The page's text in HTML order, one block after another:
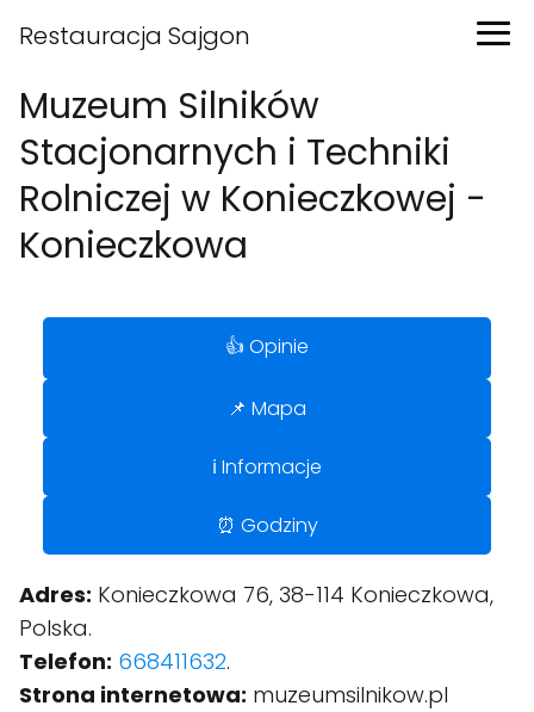
Restauracja Sajgon
Muzeum Silników
Stacjonarnych i Techniki
Rolniczej w Konieczkowej -
Konieczkowa
👍 Opinie
📌 Mapa
ℹ️ Informacje
⏰ Godziny
Adres: Konieczkowa 76, 38-114 Konieczkowa,
Polska.
Telefon: 668411632.
Strona internetowa: muzeumsilnikow.pl